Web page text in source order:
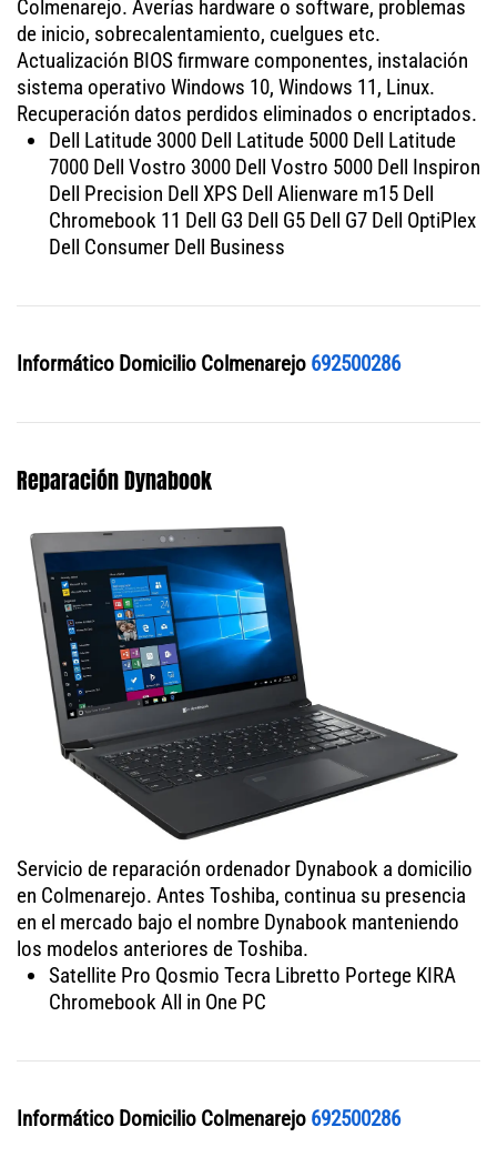
Colmenarejo. Averías hardware o software, problemas
de inicio, sobrecalentamiento, cuelgues etc.
Actualización BIOS firmware componentes, instalación
sistema operativo Windows 10, Windows 11, Linux.
Recuperación datos perdidos eliminados o encriptados.
Dell Latitude 3000 Dell Latitude 5000 Dell Latitude
7000 Dell Vostro 3000 Dell Vostro 5000 Dell Inspiron
Dell Precision Dell XPS Dell Alienware m15 Dell
Chromebook 11 Dell G3 Dell G5 Dell G7 Dell OptiPlex
Dell Consumer Dell Business
Informático Domicilio Colmenarejo 692500286
Reparación Dynabook
Servicio de reparación ordenador Dynabook a domicilio
en Colmenarejo. Antes Toshiba, continua su presencia
en el mercado bajo el nombre Dynabook manteniendo
los modelos anteriores de Toshiba.
Satellite Pro Qosmio Tecra Libretto Portege KIRA
Chromebook All in One PC
Informático Domicilio Colmenarejo 692500286